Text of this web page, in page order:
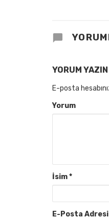
YORUM YAZIN
E-posta
Yorum
İsim*
E-Posta Adresi